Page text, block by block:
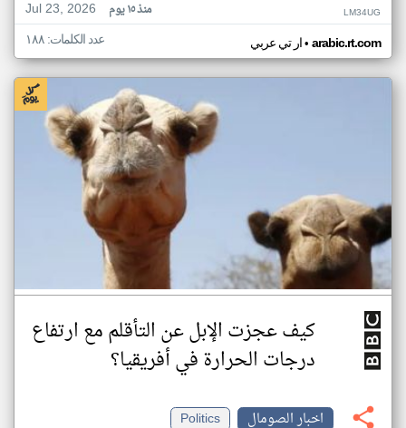
Jul 23, 2026
منذ ١٥ يوم LM34UG
ار تي عربي• arabic.rt.com عدد الكلمات: ١٨٨
كيف عجزت الإبل عن التأقلم مع ارتفاع
درجات الحرارة في أفريقيا؟
اخبار الصومال
Politics